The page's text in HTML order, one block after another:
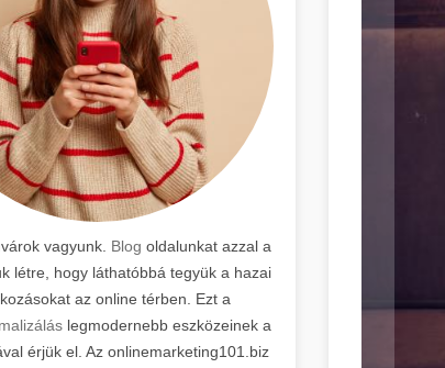
vagyunk. Blog oldalunkat azzal a
létre, hogy láthatóbbá tegyük a hazai
az online térben. Ezt a
legmodernebb eszközeinek a
érjük el. Az onlinemarketing101.biz